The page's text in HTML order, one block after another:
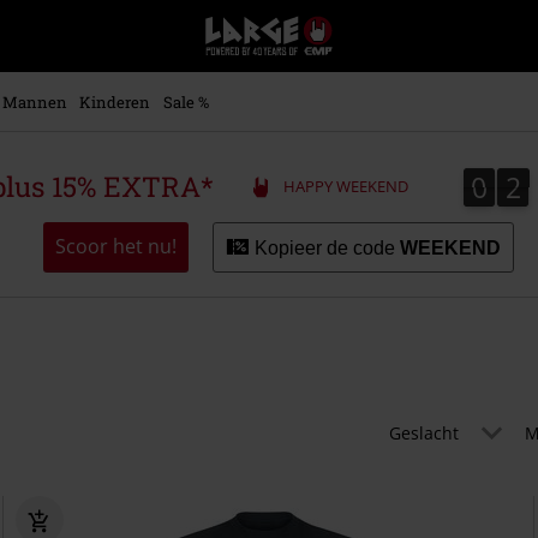
Large
–
Muziek-,
+
kleding
Mannen Kinderen Sale %
15% EXTRA* HAPPY WEEKEND 0
0 2
2
Scoor het nu! Kopieer de code WEEKEND
Geslacht